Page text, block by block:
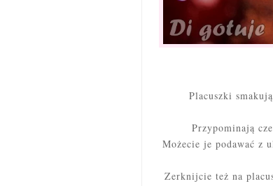
Placuszki
Przypominają
Możecie je podawać z
Zerknijcie też na